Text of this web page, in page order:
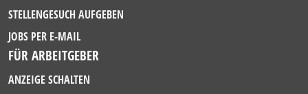
STELLENGESUCH AUFGEBEN
JOBS PER E-MAIL
FÜR ARBEITGEBER
ANZEIGE SCHALTEN